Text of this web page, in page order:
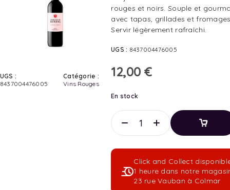
UGS :
8437004476005
Catégorie :
Vins Rouges
rouges et noirs. Souple et
avec tapas, grillades et
Servir légèrement rafraîchi.
UGS : 8437004476005
12,00€
En stock
Panier
Ajouter
Au
Panier
Click and Collect
1 heure dans notre
23 rue Vauban à Colmar